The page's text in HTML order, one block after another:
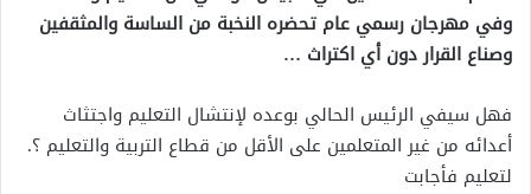
وفي مهرجان رسمي عام تحضره النخبة من الساسة والمثقفين
وصناع القرار دون أي اكتراث …
فهل سيفي الرئيس الحالي بوعده لإنتشال التعليم واجتثاث
أعدائه من غير المتعلمين على الأقل من قطاع التربية والتعليم ؟.
لتعليم فأجابت